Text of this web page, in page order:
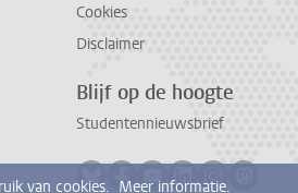
Cookies
Disclaimer
Blijf op de hoogte
Studentennieuwsbrief
van cookies. Meer informatie.